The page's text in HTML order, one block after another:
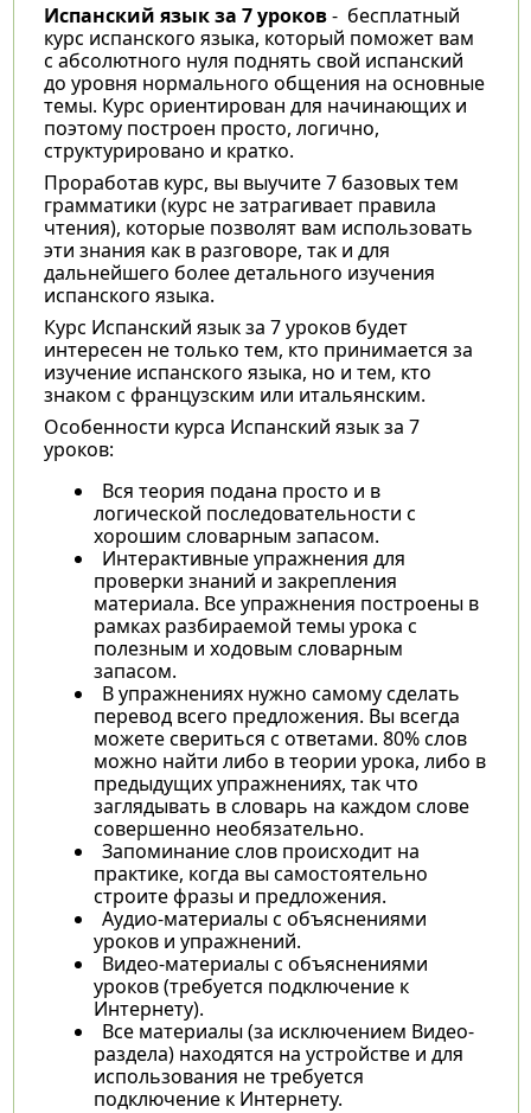
Испанский язык за 7 уроков- бесплатный
курс испанского языка, который поможет вам
с абсолютного нуля поднять свой испанский
до уровня нормального общения на основные
темы. Курс ориентирован для начинающих и
поэтому построен просто, логично,
структурировано и кратко.
Проработав курс, вы выучите 7 базовых тем
грамматики (курс не затрагивает правила
чтения), которые позволят вам использовать
эти знания как в разговоре, так и для
дальнейшего более детального изучения
испанского языка.
Курс Испанский язык за 7 уроков будет
интересен не только тем, кто принимается за
изучение испанского языка, но и тем, кто
знаком с французским или итальянским.
Особенности курса Испанский язык за 7
уроков:
Вся теория подана просто и в
логической последовательности с
хорошим словарным запасом.
Интерактивные упражнения для
проверки знаний и закрепления
материала. Все упражнения построены в
рамках разбираемой темы урока с
полезным и ходовым словарным
запасом.
В упражнениях нужно самому сделать
перевод всего предложения. Вы всегда
можете свериться с ответами. 80% слов
можно найти либо в теории урока, либо в
предыдущих упражнениях, так что
заглядывать в словарь на каждом слове
совершенно необязательно.
Запоминание слов происходит на
практике, когда вы самостоятельно
строите фразы и предложения.
Аудио-материалы с объяснениями
уроков и упражнений.
Видео-материалы с объяснениями
уроков (требуется подключение к
Интернету).
Все материалы (за исключением Видео-
раздела) находятся на устройстве и для
использования не требуется
подключение к Интернету.